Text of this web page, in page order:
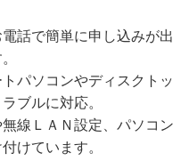
話で簡単に申し込みが出
パソコンやディスクトッ
ブルに対応。
線ＬＡＮ設定、パソコン
けています。